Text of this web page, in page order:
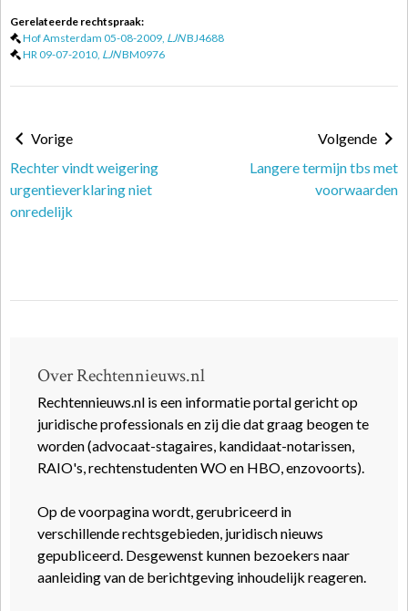
Gerelateerde rechtspraak:
Hof Amsterdam 05-08-2009, LJNBJ4688
HR 09-07-2010, LJNBM0976
Vorige
Rechter vindt weigering
urgentieverklaring niet
onredelijk
Volgende
Langere termijn tbs met
voorwaarden
Over Rechtennieuws.nl
Rechtennieuws.nl is een informatie portal gericht op
juridische professionals en zij die dat graag beogen te
worden (advocaat-stagaires, kandidaat-notarissen,
RAIO's, rechtenstudenten WO en HBO, enzovoorts).
Op de voorpagina wordt, gerubriceerd in
verschillende rechtsgebieden, juridisch nieuws
gepubliceerd. Desgewenst kunnen bezoekers naar
aanleiding van de berichtgeving inhoudelijk reageren.